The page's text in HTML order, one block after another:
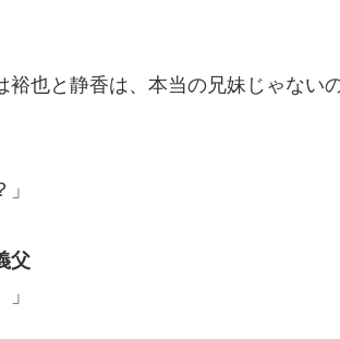
裕也と静香は、本当の兄妹じゃない
父